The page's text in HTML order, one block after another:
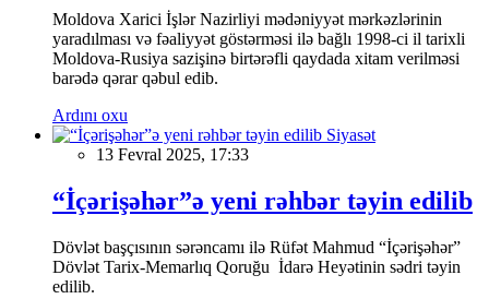
Moldova Xarici İşlər Nazirliyi mədəniyyət mərkəzlərinin
yaradılması və fəaliyyət göstərməsi ilə bağlı 1998-ci il tarixli
Moldova-Rusiya sazişinə birtərəfli qaydada xitam verilməsi
barədə qərar qəbul edib.
Ardını oxu
Siyasət
13 Fevral 2025, 17:33
“İçərişəhər”ə yeni rəhbər təyin edilib
Dövlət başçısının sərəncamı ilə Rüfət Mahmud “İçərişəhər”
Dövlət Tarix-Memarlıq Qoruğu İdarə Heyətinin sədri təyin
edilib.